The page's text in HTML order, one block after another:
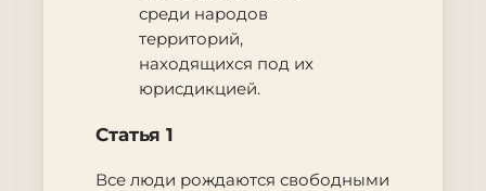
среди народов
территорий,
находящихся под их
юрисдикцией.
Статья 1
Все люди рождаются свободными